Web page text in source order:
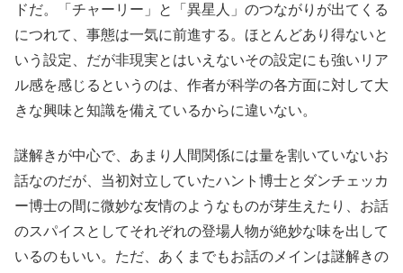
ドだ。「チャーリー」と「異星人」のつながりが出てくる
につれて、事態は一気に前進する。ほとんどあり得ないと
いう設定、だが非現実とはいえないその設定にも強いリア
ル感を感じるというのは、作者が科学の各方面に対して大
きな興味と知識を備えているからに違いない。
謎解きが中心で、あまり人間関係には量を割いていないお
話なのだが、当初対立していたハント博士とダンチェッカ
ー博士の間に微妙な友情のようなものが芽生えたり、お話
のスパイスとしてそれぞれの登場人物が絶妙な味を出して
いるのもいい。ただ、あくまでもお話のメインは謎解きの